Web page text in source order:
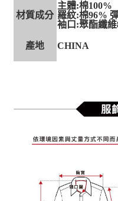
材質成分
主體:棉100%
羅紋:棉96%
袖口:聚酯纖
產地 CHINA